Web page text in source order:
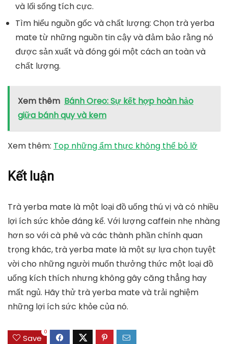
và lối sống tích cực.
Tìm hiểu nguồn gốc và chất lượng: Chọn trà yerba
mate từ những nguồn tin cậy và đảm bảo rằng nó
được sản xuất và đóng gói một cách an toàn và
chất lượng.
Xem thêm Bánh Oreo: Sự kết hợp hoàn hảo
giữa bánh quy và kem
Xem thêm: Top những ẩm thực không thể bỏ lỡ
Kết luận
Trà yerba mate là một loại đồ uống thú vị và có nhiều
lợi ích sức khỏe đáng kể. Với lượng caffein nhẹ nhàng
hơn so với cà phê và các thành phần chính quan
trọng khác, trà yerba mate là một sự lựa chọn tuyệt
vời cho những người muốn thưởng thức một loại đồ
uống kích thích nhưng không gây căng thẳng hay
mất ngủ. Hãy thử trà yerba mate và trải nghiệm
những lợi ích sức khỏe của nó.
Save
0